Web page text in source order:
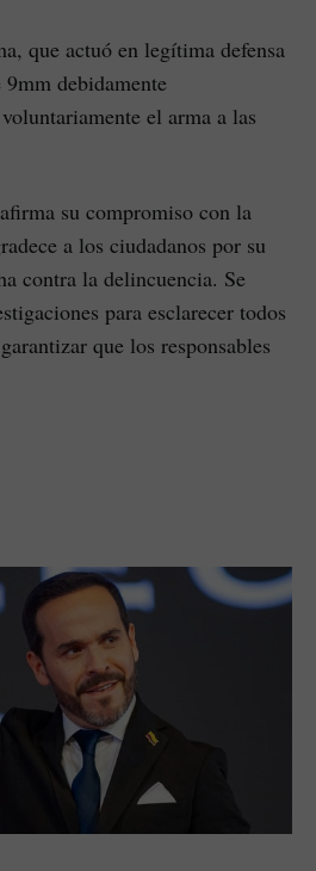
que actuó en legítima defensa
debidamente
el arma a las
su compromiso con la
a los ciudadanos por su
contra la delincuencia. Se
para esclarecer todos
que los responsables